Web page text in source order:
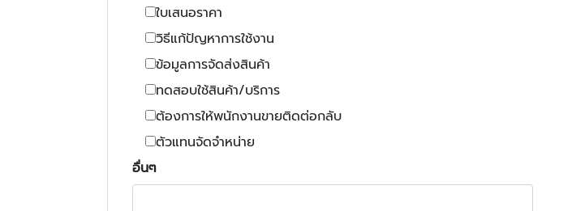
ใบเสนอราคา
วิธีแก้ปัญหาการใช้งาน
ข้อมูลการจัดส่งสินค้า
ทดสอบใช้สินค้า/บริการ
ต้องการให้พนักงานขายติดต่อกลับ
ตัวแทนจัดจำหน่าย
อื่นๆ